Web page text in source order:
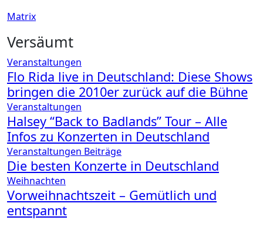
Matrix
Versäumt
Veranstaltungen
Flo Rida live in Deutschland: Diese Shows
bringen die 2010er zurück auf die Bühne
Veranstaltungen
Halsey “Back to Badlands” Tour – Alle
Infos zu Konzerten in Deutschland
Veranstaltungen Beiträge
Die besten Konzerte in Deutschland
Weihnachten
Vorweihnachtszeit – Gemütlich und
entspannt